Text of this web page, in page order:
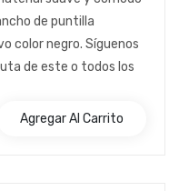
de puntilla
color negro. Síguenos
de este o todos los
Agregar Al Carrito